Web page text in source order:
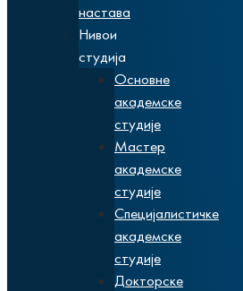
настава
Нивои
студија
Основне
академске
студије
Мастер
академске
студије
Специјалистичке
академске
студије
Докторске